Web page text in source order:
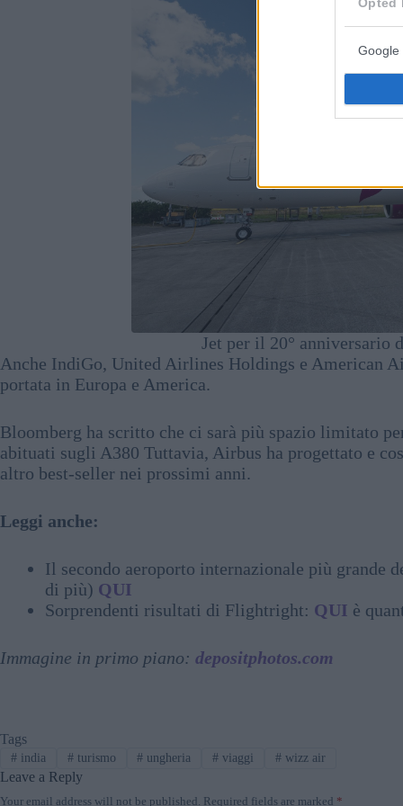
Google
Jet per il 20°
Anche IndiGo, United Airlines Holdings e American
portata in Europa e America.
Bloomberg ha scritto che ci sarà più spazio limitato
abituati sugli A380 Tuttavia, Airbus ha progettato e
altro best-seller nei prossimi anni.
Leggi anche:
Il secondo aeroporto internazionale più grande
di più) QUI
Sorprendenti risultati di Flightright: QUI è
Immagine in primo piano: depositphotos.com
Tags
#india #turismo # ungheria # viaggi # wizz air
Leave a Reply
Your email address will not be published. Required fields are marked *